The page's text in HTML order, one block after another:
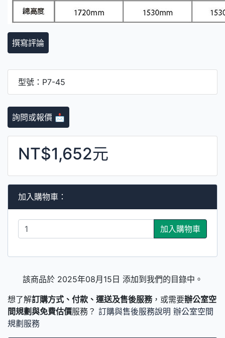
撰寫評論
型號：P7-45
詢問或報價 📩
NT$1,652元
加入購物車：
加入購物車
該商品於 2025年08月15日 添加到我們的目錄中。
想了解訂購方式、付款、運送及售後服務，或需要辦公室空
間規劃與免費估價服務？ 訂購與售後服務說明 辦公室空間
規劃服務